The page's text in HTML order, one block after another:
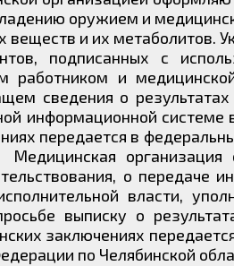
оружием и
веществ и их
подписанных с
работником и
сведения о
информационной
передается в
организация
о передаче
власти,
выписку о
заключениях
по Челябинской